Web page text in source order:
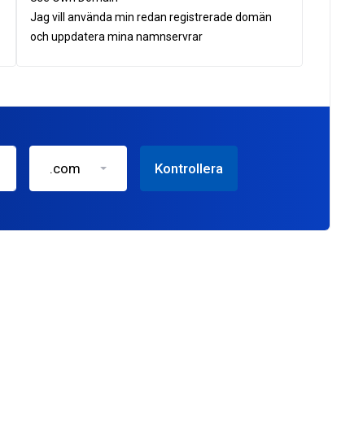
Jag vill använda min redan registrerade domän
och uppdatera mina namnservrar
.com Kontrollera